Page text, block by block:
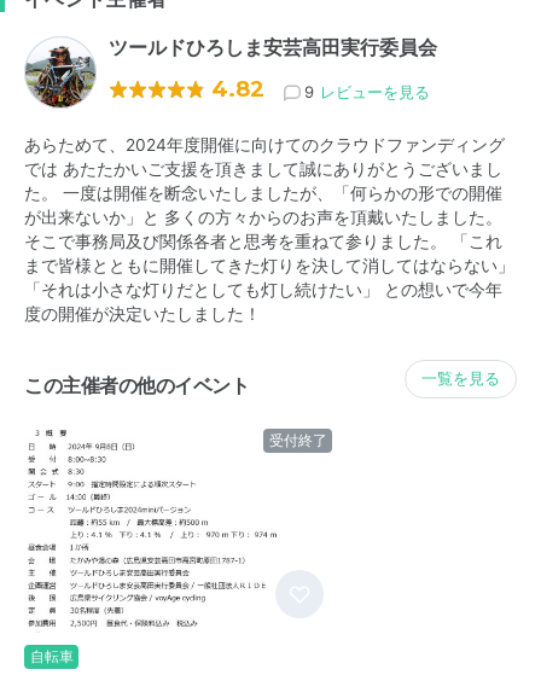
ツールドひろしま安芸高田実行委員会
4.82 9 レビューを見る
あらためて、2024年度開催に向けてのクラウドファンディング
では あたたかいご支援を頂きまして誠にありがとうございまし
た。 一度は開催を断念いたしましたが、「何らかの形での開催
が出来ないか」と 多くの方々からのお声を頂戴いたしました。
そこで事務局及び関係各者と思考を重ねて参りました。 「これ
まで皆様とともに開催してきた灯りを決して消してはならない」
「それは小さな灯りだとしても灯し続けたい」 との想いで今年
度の開催が決定いたしました！
この主催者の他のイベント 一覧を見る
受付終了
自転車